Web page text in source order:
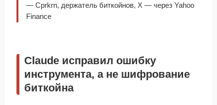
— Cprkrn, держатель биткойнов, X — через Yahoo
Finance
Claude исправил ошибку
инструмента, а не шифрование
биткойна